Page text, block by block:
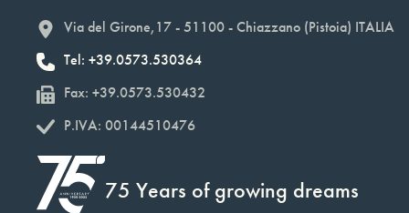
Via del Girone,17 - 51100 - Chiazzano (Pistoia) ITALIA
Tel: +39.0573.530364
Fax: +39.0573.530432
P.IVA: 00144510476
75 Years of growing dreams